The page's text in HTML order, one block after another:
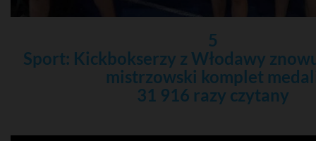
5
Sport: Kickbokserzy z Włodawy
mistrzowski komplet
31 916 razy czytany